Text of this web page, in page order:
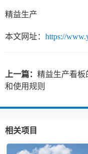
精益生产
本文网址： https://
上一篇： 精益生产看板
和使用规则
相关项目